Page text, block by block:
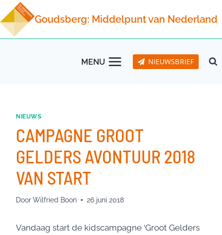
Doorgaan
naar
inhoud
Goudsberg: Middelpunt van Nederland
MENU NIEUWSBRIEF
NIEUWS
CAMPAGNE GROOT
GELDERS AVONTUUR 2018
VAN START
DoorWilfried Boon 26 juni 2018
Vandaag start de kidscampagne ‘Groot Gelders